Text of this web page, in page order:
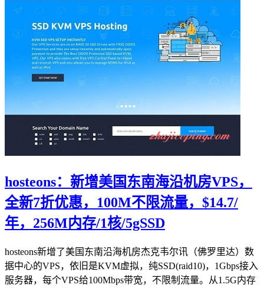
hosteons：新增美国东南海沿机房VPS，
全新7折优惠，100M不限流量，$14.7/
年，256M内存/1核/5gSSD
hosteons新增了美国东南沿海机房杰克韦尔讯（佛罗里达）数
据中心的VPS，依旧是KVM虚拟，纯SSD(raid10)，1Gbps接入
服务器，每个VPS给100Mbps带宽，不限制流量。从1.5G内存